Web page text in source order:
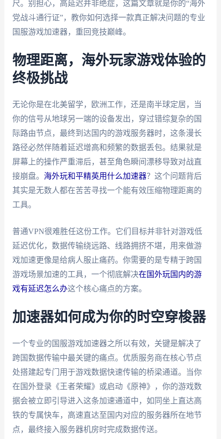
尺。别担心，高延迟并非绝症，这篇文章就是你的“海外
党战斗通行证”，教你如何选择一款真正解决问题的专业
国服游戏加速器，重回竞技巅峰。
物理距离，海外玩家游戏体验的
终极挑战
无论你是在北美留学，欧洲工作，还是南半球定居，当
你的信号从地球另一端的设备发出，穿过错综复杂的国
际路由节点，最终到达国内的游戏服务器时，这条漫长
路径必然伴随着延迟增高和频繁的数据丢包。结果就是
屏幕上的操作严重滞后，甚至角色瞬间漂移导致对战直
接崩盘。 海外玩和平精英用什么加速器？这个问题背后
其实是无数人都在苦苦寻找一个能有效压缩物理距离的
工具。
普通VPN很难胜任这份工作。它们目标并非针对游戏低
延迟优化，数据传输绕远路、线路拥挤不堪，用来做游
戏加速更像是给病人服止痛药。你需要的是专精于跨国
游戏场景加速的工具，一个彻底解决在国外玩国内的游
戏有延迟怎么办这个核心痛点的方案。
加速器如何成为你的时空穿梭器
一个专业的国服游戏加速器之所以有效，关键是解决了
跨国数据传输中最关键的痛点。优质服务商在核心节点
处搭建起专门用于游戏数据快速传输的桥梁通道。当你
在国外登录《王者荣耀》或启动《原神》，你的游戏数
据会被立即引导进入这条加速通道中，如同坐上直达高
铁的专属快车，高速直达至国内对应的服务器所在地节
点，最终接入服务器机房时完成数据传送。